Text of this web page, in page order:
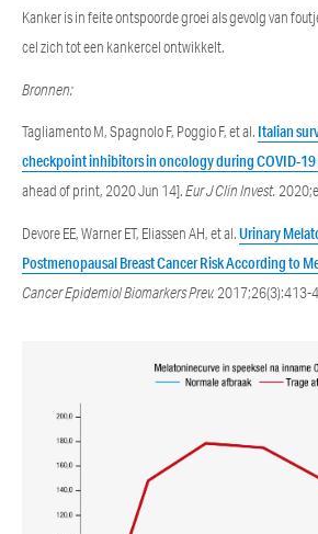
Kanker is in feite ontspoorde groei als gevolg van
cel zich tot een kankercel ontwikkelt.
Bronnen:
Tagliamento M, Spagnolo F, Poggio F, et al. Italian
checkpoint inhibitors in oncology during COVID-
ahead of print, 2020 Jun 14].Eur J Clin Invest.
Devore EE, Warner ET, Eliassen AH, et al.Urinary
Postmenopausal Breast Cancer Risk According to
Cancer Epidemiol Biomarkers Prev. 2017;26(3):413-